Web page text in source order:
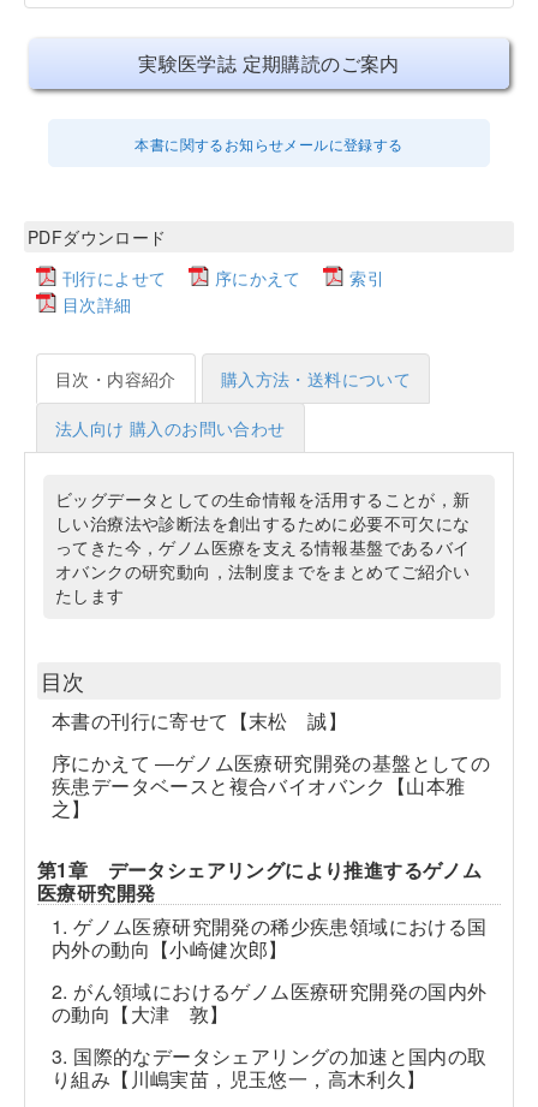
実験医学誌 定期購読のご案内
本書に関するお知らせメールに登録する
PDFダウンロード
刊行によせて
序にかえて
索引
目次詳細
目次・内容紹介 購入方法・送料について
法人向け 購入のお問い合わせ
ビッグデータとしての生命情報を活用することが，新
しい治療法や診断法を創出するために必要不可欠にな
ってきた今，ゲノム医療を支える情報基盤であるバイ
オバンクの研究動向，法制度までをまとめてご紹介い
たします
目次
本書の刊行に寄せて【末松 誠】
序にかえて ―ゲノム医療研究開発の基盤としての
疾患データベースと複合バイオバンク【山本雅
之】
第1章 データシェアリングにより推進するゲノム
医療研究開発
1. ゲノム医療研究開発の稀少疾患領域における国
内外の動向【小崎健次郎】
2. がん領域におけるゲノム医療研究開発の国内外
の動向【大津 敦】
3. 国際的なデータシェアリングの加速と国内の取
り組み【川嶋実苗，児玉悠一，高木利久】